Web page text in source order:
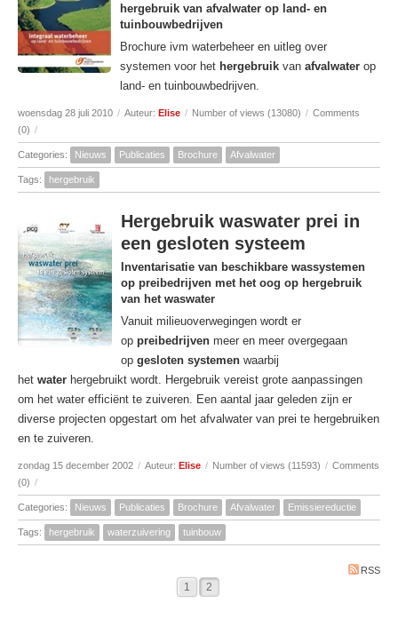
hergebruik van afvalwater op land- en
tuinbouwbedrijven
Brochure ivm waterbeheer en uitleg over
systemen voor het hergebruik van afvalwater op
land- en tuinbouwbedrijven.
woensdag 28 juli 2010 / Auteur: Elise / Number of views (13080) / Comments
(0) /
Categories: Nieuws Publicaties Brochure Afvalwater
Tags: hergebruik
Hergebruik waswater prei in
een gesloten systeem
Inventarisatie van beschikbare wassystemen
op preibedrijven met het oog op hergebruik
van het waswater
Vanuit milieuoverwegingen wordt er
op preibedrijven meer en meer overgegaan
op gesloten systemen waarbij
het water hergebruikt wordt. Hergebruik vereist grote aanpassingen
om het water efficiënt te zuiveren. Een aantal jaar geleden zijn er
diverse projecten opgestart om het afvalwater van prei te hergebruiken
en te zuiveren.
zondag 15 december 2002 / Auteur: Elise / Number of views (11593) / Comments
(0) /
Categories: Nieuws Publicaties Brochure Afvalwater Emissiereductie
Tags: hergebruik waterzuivering tuinbouw
RSS
1 2